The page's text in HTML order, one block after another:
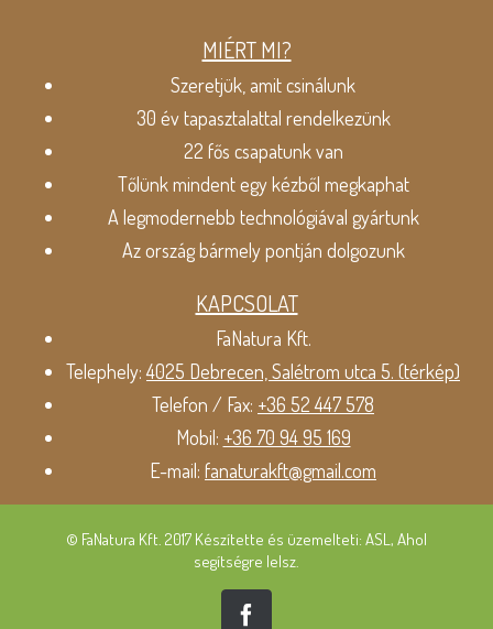
MIÉRT MI?
Szeretjük, amit csinálunk
30 év tapasztalattal rendelkezünk
22 fős csapatunk van
Tőlünk mindent egy kézből megkaphat
A legmodernebb technológiával gyártunk
Az ország bármely pontján dolgozunk
KAPCSOLAT
FaNatura Kft.
Telephely:4025 Debrecen, Salétrom utca 5. (térkép)
Telefon / Fax: +36 52 447 578
Mobil: +36 70 94 95 169
E-mail: fanaturakft@gmail.com
© FaNatura Kft. 2017 Készítette és üzemelteti: ASL, Ahol
segítségre lelsz.